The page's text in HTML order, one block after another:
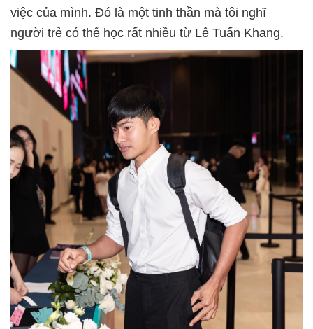
việc của mình. Đó là một tinh thần mà tôi nghĩ
người trẻ có thể học rất nhiều từ Lê Tuấn Khang.